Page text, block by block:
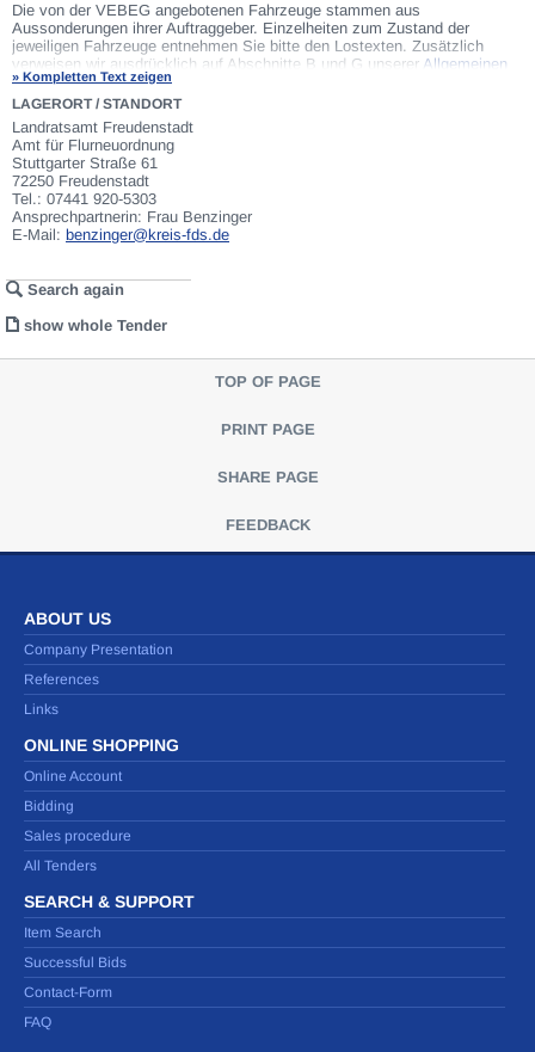
Die von der VEBEG angebotenen Fahrzeuge stammen aus
Aussonderungen ihrer Auftraggeber. Einzelheiten zum Zustand der
jeweiligen Fahrzeuge entnehmen Sie bitte den Lostexten. Zusätzlich
verweisen wir ausdrücklich auf Abschnitte B und G unserer Allgemeinen
Geschäftsbedingungen(AGB). Fahrzeuge die nach Einschätzung der
VEBEG der Ausfuhrgenehmigungspflicht unterliegen, sind mit Verweis auf
die Punkte E3 und E4 unserer AGB entsprechend gekennzeichnet. Zum
Gebotspreis kommt die gesetzliche Umsatzsteuer hinzu. Die
Differenzbesteuerung gemäß § 25a UStG wird nur angewendet, wenn dies
ausdrücklich in der jeweiligen Ausschreibung angegeben ist.
» Kompletten Text zeigen
LAGERORT / STANDORT
Landratsamt Freudenstadt
Amt für Flurneuordnung
Stuttgarter Straße 61
72250 Freudenstadt
Tel.: 07441 920-5303
Ansprechpartnerin: Frau Benzinger
E-Mail: benzinger@kreis-fds.de
Search again
show whole Tender
TOP OF PAGE
PRINT PAGE
SHARE PAGE
FEEDBACK
ABOUT US
Company Presentation
References
Links
ONLINE SHOPPING
Online Account
Bidding
Sales procedure
All Tenders
SEARCH & SUPPORT
Item Search
Successful Bids
Contact-Form
FAQ